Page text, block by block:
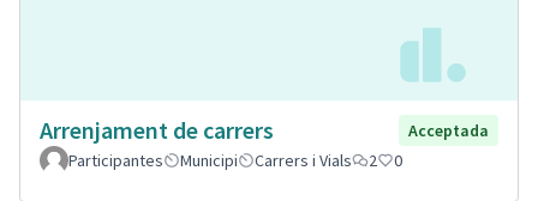
Arrenjament de carrers
Acceptada
Participantes
Municipi Carrers i Vials 2 0